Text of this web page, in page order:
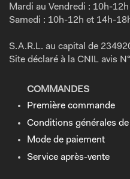
Mardi au Vendredi : 10h-
Samedi : 10h-12h et 14h-
S.A.R.L. au capital de
Site déclaré à la CNIL avis
COMMANDES
Première commande
Conditions générales de
Mode de paiement
Service après-vente